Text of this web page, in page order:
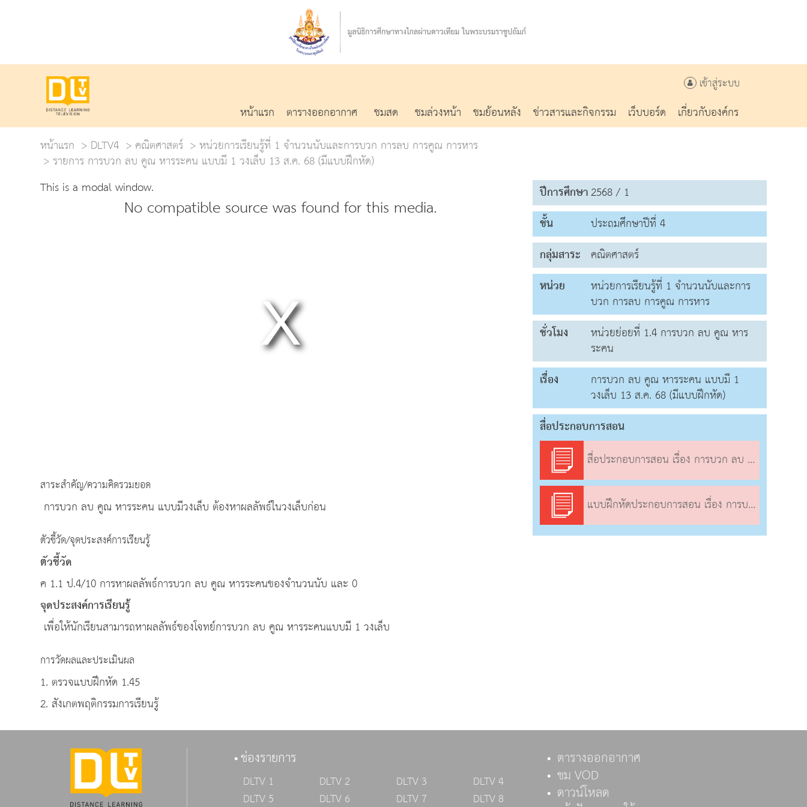
เข้าสู่ระบบ
หน้าแรก ตารางออกอากาศ ชมสด ชมล่วงหน้า ชมย้อนหลัง ข่าวสารและกิจกรรม เว็บบอร์ด
เกี่ยวกับองค์กร
หน้าแรก
DLTV4 คณิตศาสตร์ หน่วยการเรียนรู้ที่ 1 จำนวนนับและการบวก การลบ การคูณ การหาร
รายการ การบวก ลบ คูณ หารระคน แบบมี 1 วงเล็บ 13 ส.ค. 68 (มีแบบฝึกหัด)
This is a modal window.
No compatible source was found for this media.
สาระสำคัญ/ความคิดรวมยอด
การบวก ลบ คูณ หารระคน แบบมีวงเล็บ ต้องหาผลลัพธ์ในวงเล็บก่อน
ตัวชี้วัด/จุดประสงค์การเรียนรู้
ตัวชี้วัด
ค 1.1 ป.4/10 การหาผลลัพธ์การบวก ลบ คูณ หารระคนของจำนวนนับ และ 0
จุดประสงค์การเรียนรู้
เพื่อให้นักเรียนสามารถหาผลลัพธ์ของโจทย์การบวก ลบ คูณ หารระคนแบบมี 1 วงเล็บ
การวัดผลและประเมินผล
1. ตรวจแบบฝึกหัด 1.45
2. สังเกตพฤติกรรมการเรียนรู้
ปีการศึกษา2568 / 1
ชั้น
ประถมศึกษาปีที่ 4
กลุ่มสาระ คณิตศาสตร์
หน่วย
หน่วยการเรียนรู้ที่ 1 จำนวนนับและการ
บวก การลบ การคูณ การหาร
ชั่วโมง
หน่วยย่อยที่ 1.4 การบวก ลบ คูณ หาร
ระคน
เรื่อง
การบวก ลบ คูณ หารระคน แบบมี 1
วงเล็บ 13 ส.ค. 68 (มีแบบฝึกหัด)
สื่อประกอบการสอน
สื่อประกอบการสอน เรื่อง การบวก ลบ คูณ หารระคน แบบมี 1 วงเล็บ
แบบฝึกหัดประกอบการสอน เรื่อง การบวก ลบ คูณ หารระคน แบบมี 1 วงเล็บ
ช่องรายการ
DLTV 1 DLTV 2 DLTV 3
DLTV 4
DLTV 5
DLTV 6 DLTV 7
DLTV 8
ตารางออกอากาศ
ชม VOD
ดาวน์โหลด